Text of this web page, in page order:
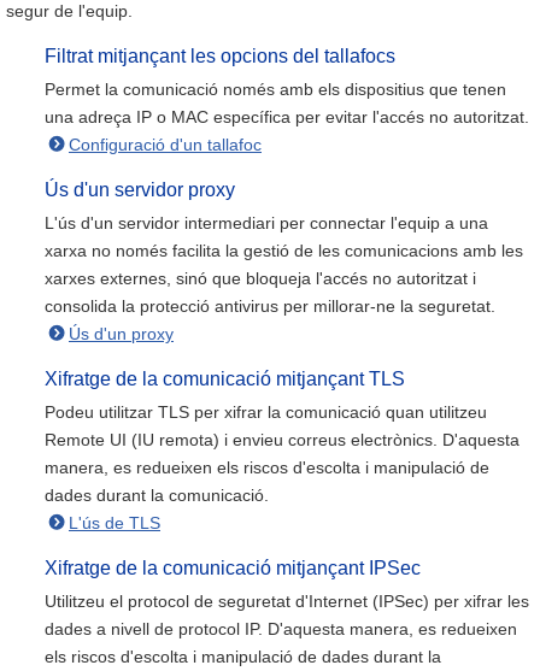
segur de l'equip.
Filtrat mitjançant les opcions del tallafocs
Permet la comunicació només amb els dispositius que tenen
una adreça IP o MAC específica per evitar l'accés no autoritzat.
Configuració d'un tallafoc
Ús d'un servidor proxy
L'ús d'un servidor intermediari per connectar l'equip a una
xarxa no només facilita la gestió de les comunicacions amb les
xarxes externes, sinó que bloqueja l'accés no autoritzat i
consolida la protecció antivirus per millorar-ne la seguretat.
Ús d'un proxy
Xifratge de la comunicació mitjançant TLS
Podeu utilitzar TLS per xifrar la comunicació quan utilitzeu
Remote UI (IU remota) i envieu correus electrònics. D'aquesta
manera, es redueixen els riscos d'escolta i manipulació de
dades durant la comunicació.
L'ús de TLS
Xifratge de la comunicació mitjançant IPSec
Utilitzeu el protocol de seguretat d'Internet (IPSec) per xifrar les
dades a nivell de protocol IP. D'aquesta manera, es redueixen
els riscos d'escolta i manipulació de dades durant la